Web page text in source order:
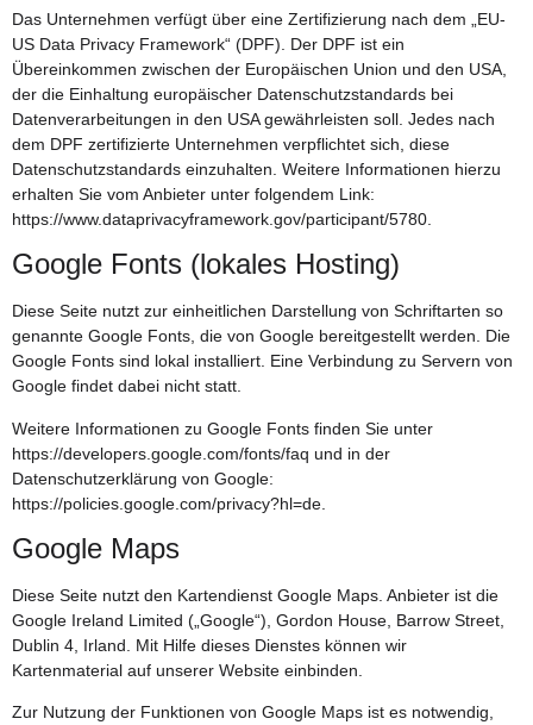
Das Unternehmen verfügt über eine Zertifizierung nach dem „EU-
US Data Privacy Framework“ (DPF). Der DPF ist ein
Übereinkommen zwischen der Europäischen Union und den USA,
der die Einhaltung europäischer Datenschutzstandards bei
Datenverarbeitungen in den USA gewährleisten soll. Jedes nach
dem DPF zertifizierte Unternehmen verpflichtet sich, diese
Datenschutzstandards einzuhalten. Weitere Informationen hierzu
erhalten Sie vom Anbieter unter folgendem Link:
https://www.dataprivacyframework.gov/participant/5780
Google Fonts (lokales Hosting)
Diese Seite nutzt zur einheitlichen Darstellung von Schriftarten so
genannte Google Fonts, die von Google bereitgestellt werden. Die
Google Fonts sind lokal installiert. Eine Verbindung zu Servern von
Google findet dabei nicht statt.
Weitere Informationen zu Google Fonts finden Sie unter
https://developers.google.com/fonts/faq und in der
Datenschutzerklärung von Google:
https://policies.google.com/privacy?hl=de
Google Maps
Diese Seite nutzt den Kartendienst Google Maps. Anbieter ist die
Google Ireland Limited („Google“), Gordon House, Barrow Street,
Dublin 4, Irland. Mit Hilfe dieses Dienstes können wir
Kartenmaterial auf unserer Website einbinden.
Zur Nutzung der Funktionen von Google Maps ist es notwendig,